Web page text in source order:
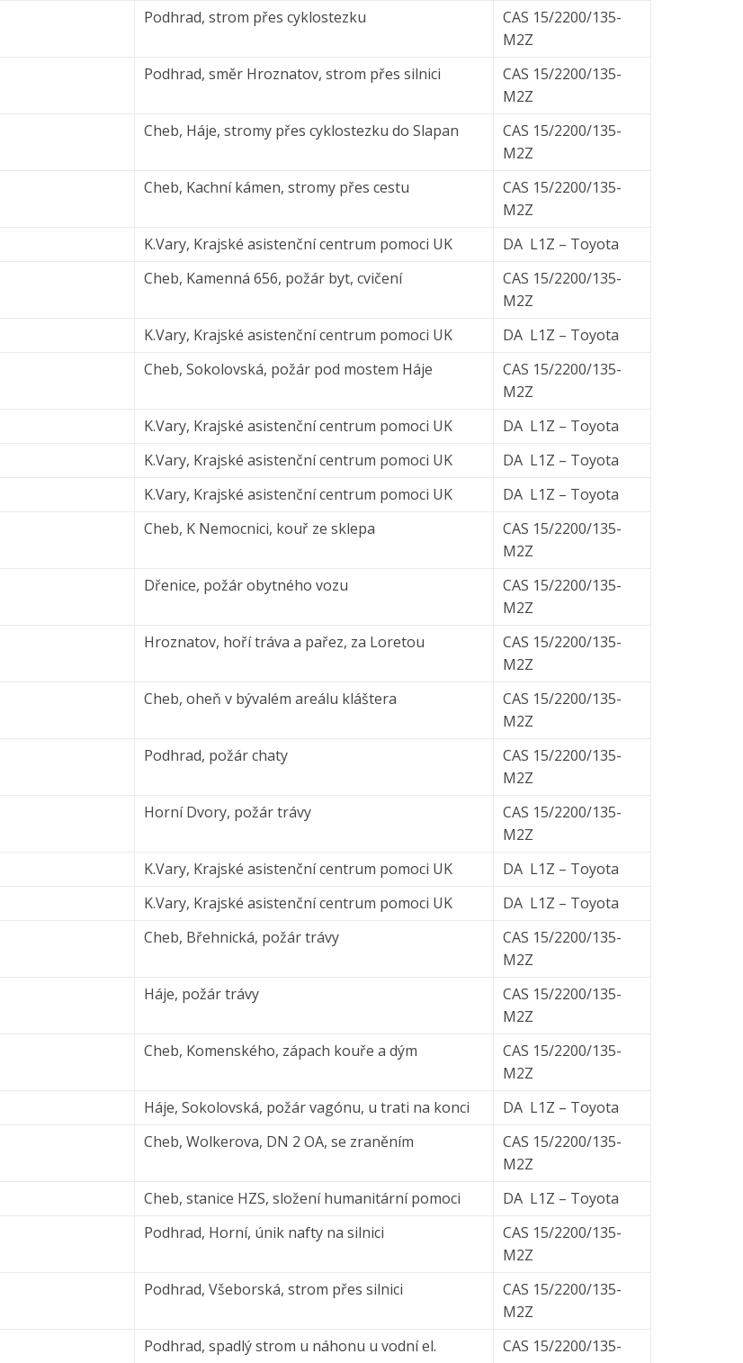
Podhrad, strom přes cyklostezku
CAS 15/2200/135-
M2Z
Podhrad, směr Hroznatov, strom přes silnici
CAS 15/2200/135-
M2Z
Cheb, Háje, stromy přes cyklostezku do Slapan
CAS 15/2200/135-
M2Z
Cheb, Kachní kámen, stromy přes cestu
CAS 15/2200/135-
M2Z
K.Vary, Krajské asistenční centrum pomoci UK
DA L1Z – Toyota
Cheb, Kamenná 656, požár byt, cvičení
CAS 15/2200/135-
M2Z
K.Vary, Krajské asistenční centrum pomoci UK
DA L1Z – Toyota
Cheb, Sokolovská, požár pod mostem Háje
CAS 15/2200/135-
M2Z
K.Vary, Krajské asistenční centrum pomoci UK
DA L1Z – Toyota
K.Vary, Krajské asistenční centrum pomoci UK
DA L1Z – Toyota
K.Vary, Krajské asistenční centrum pomoci UK
DA L1Z – Toyota
Cheb, K Nemocnici, kouř ze sklepa
CAS 15/2200/135-
M2Z
Dřenice, požár obytného vozu
CAS 15/2200/135-
M2Z
Hroznatov, hoří tráva a pařez, za Loretou
CAS 15/2200/135-
M2Z
Cheb, oheň v bývalém areálu kláštera
CAS 15/2200/135-
M2Z
Podhrad, požár chaty
CAS 15/2200/135-
M2Z
Horní Dvory, požár trávy
CAS 15/2200/135-
M2Z
K.Vary, Krajské asistenční centrum pomoci UK
DA L1Z – Toyota
K.Vary, Krajské asistenční centrum pomoci UK
DA L1Z – Toyota
Cheb, Břehnická, požár trávy
CAS 15/2200/135-
M2Z
Háje, požár trávy
CAS 15/2200/135-
M2Z
Cheb, Komenského, zápach kouře a dým
CAS 15/2200/135-
M2Z
Háje, Sokolovská, požár vagónu, u trati na konci
DA L1Z – Toyota
Cheb, Wolkerova, DN 2 OA, se zraněním
CAS 15/2200/135-
M2Z
Cheb, stanice HZS, složení humanitární pomoci
DA L1Z – Toyota
Podhrad, Horní, únik nafty na silnici
CAS 15/2200/135-
M2Z
Podhrad, Všeborská, strom přes silnici
CAS 15/2200/135-
M2Z
Podhrad, spadlý strom u náhonu u vodní el.
CAS 15/2200/135-